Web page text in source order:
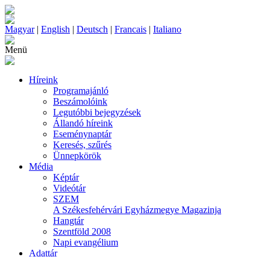
Magyar| English | Deutsch | Francais | Italiano
Menü
Híreink
Programajánló
Beszámolóink
Legutóbbi bejegyzések
Állandó híreink
Eseménynaptár
Keresés, szűrés
Ünnepkörök
Média
Képtár
Videótár
SZEM
A Székesfehérvári Egyházmegye Magazinja
Hangtár
Szentföld 2008
Napi evangélium
Adattár